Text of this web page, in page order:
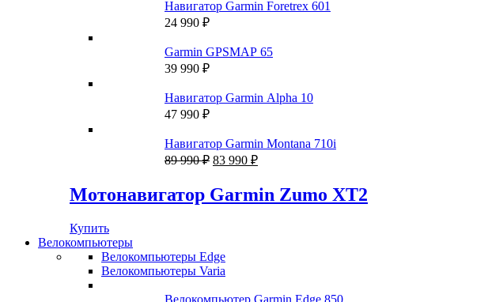
Навигатор Garmin Foretrex 601
24 990 ₽
Garmin GPSMAP 65
39 990 ₽
Навигатор Garmin Alpha 10
47 990 ₽
Навигатор Garmin Montana 710i
89 990₽ Первоначальная
составляла
89
83 990 ₽Текущая
83
990 ₽.
Мотонавигатор Garmin Zumo XT2
Купить
Велокомпьютеры
Велокомпьютеры Edge
Велокомпьютеры Varia
Велокомпьютер Garmin Edge 850